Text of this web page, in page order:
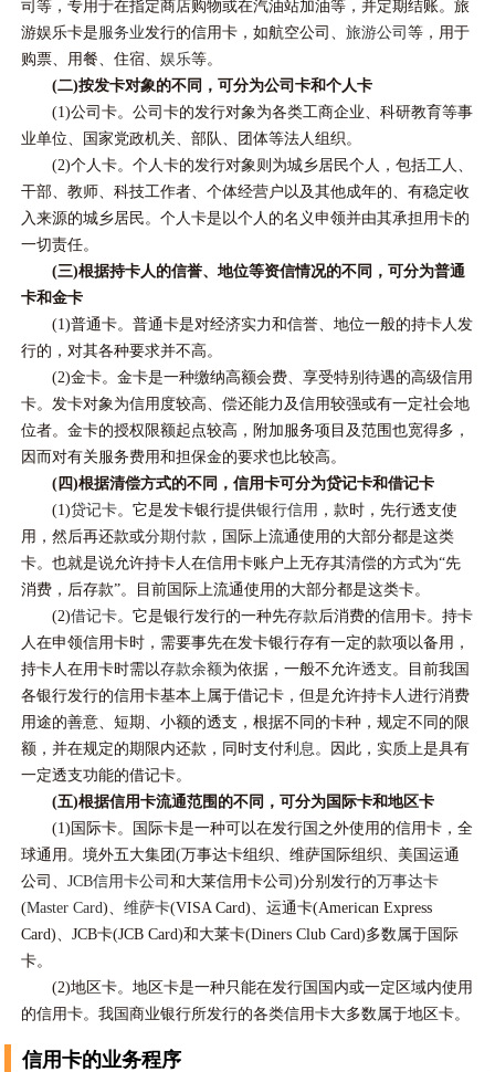
司等，专用于在指定商店购物或在汽油站加油等，并定期结账。旅
游娱乐卡是服务业发行的信用卡，如航空公司、旅游公司等，用于
购票、用餐、住宿、娱乐等。
(二)按发卡对象的不同，可分为公司卡和个人卡
(1)公司卡。公司卡的发行对象为各类工商企业、科研教育等事
业单位、国家党政机关、部队、团体等法人组织。
(2)个人卡。个人卡的发行对象则为城乡居民个人，包括工人、
干部、教师、科技工作者、个体经营户以及其他成年的、有稳定收
入来源的城乡居民。个人卡是以个人的名义申领并由其承担用卡的
一切责任。
(三)根据持卡人的信誉、地位等资信情况的不同，可分为普通
卡和金卡
(1)普通卡。普通卡是对经济实力和信誉、地位一般的持卡人发
行的，对其各种要求并不高。
(2)金卡。金卡是一种缴纳高额会费、享受特别待遇的高级信用
卡。发卡对象为信用度较高、偿还能力及信用较强或有一定社会地
位者。金卡的授权限额起点较高，附加服务项目及范围也宽得多，
因而对有关服务费用和担保金的要求也比较高。
(四)根据清偿方式的不同，信用卡可分为贷记卡和借记卡
(1)贷记卡。它是发卡银行提供银行信用 ，款时，先行透支使
用，然后再还款或分期付款 ，国际上流通使用的大部分都是这类
卡。也就是说允许持卡人在信用卡账户上无存其清偿的方式为“先
消费，后存款”。目前国际上流通使用的大部分都是这类卡。
(2)借记卡。它是银行发行的一种先存款后消费的信用卡。持卡
人在申领信用卡时，需要事先在发卡银行存有一定的款项以备用，
持卡人在用卡时需以存款余额为依据，一般不允许透支。目前我国
各银行发行的信用卡基本上属于借记卡，但是允许持卡人进行消费
用途的善意、短期、小额的透支，根据不同的卡种，规定不同的限
额，并在规定的期限内还款，同时支付利息。因此，实质上是具有
一定透支功能的借记卡。
(五)根据信用卡流通范围的不同，可分为国际卡和地区卡
(1)国际卡。国际卡是一种可以在发行国之外使用的信用卡，全
球通用。境外五大集团(万事达卡组织、维萨国际组织、美国运通
公司、JCB信用卡公司和大莱信用卡公司)分别发行的万事达卡
(Master Card)、维萨卡(VISA Card)、运通卡(American Express
Card)、JCB卡(JCB Card)和大莱卡(Diners Club Card)多数属于国际
卡。
(2)地区卡。地区卡是一种只能在发行国国内或一定区域内使用
的信用卡。我国商业银行所发行的各类信用卡大多数属于地区卡。
信用卡的业务程序